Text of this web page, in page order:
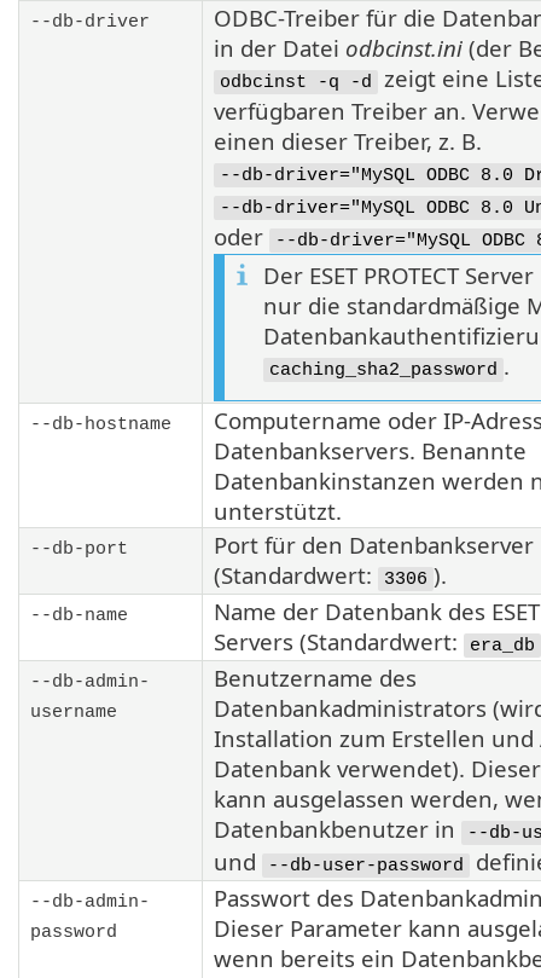
--db-driver
ODBC-Treiber für die
in der Datei odbcinst.ini (der
odbcinst -q -d
zeigt eine
verfügbaren Treiber an.
einen dieser Treiber, z. B.
--db-driver="MySQL ODBC 8.0
--db-driver="MySQL ODBC 8.0
oder --db-driver="MySQL
Der ESET PROTECT
nur die standardmäßige
caching_sha2_password .
--db-hostname
Computername oder IP-
Datenbankservers. Benannte
Datenbankinstanzen werden
unterstützt.
--db-port
Port für den Datenbankserver
(Standardwert:
3306 ).
--db-name
Name der Datenbank des ESET
Servers (Standardwert:
era_db
--db-admin-
username
Benutzername des
Datenbankadministrators
Installation zum Erstellen
Datenbank verwendet).
kann ausgelassen werden,
Datenbankbenutzer in
--db-
und --db-user-password
--db-admin-
password
Passwort des
Dieser Parameter kann
wenn bereits ein